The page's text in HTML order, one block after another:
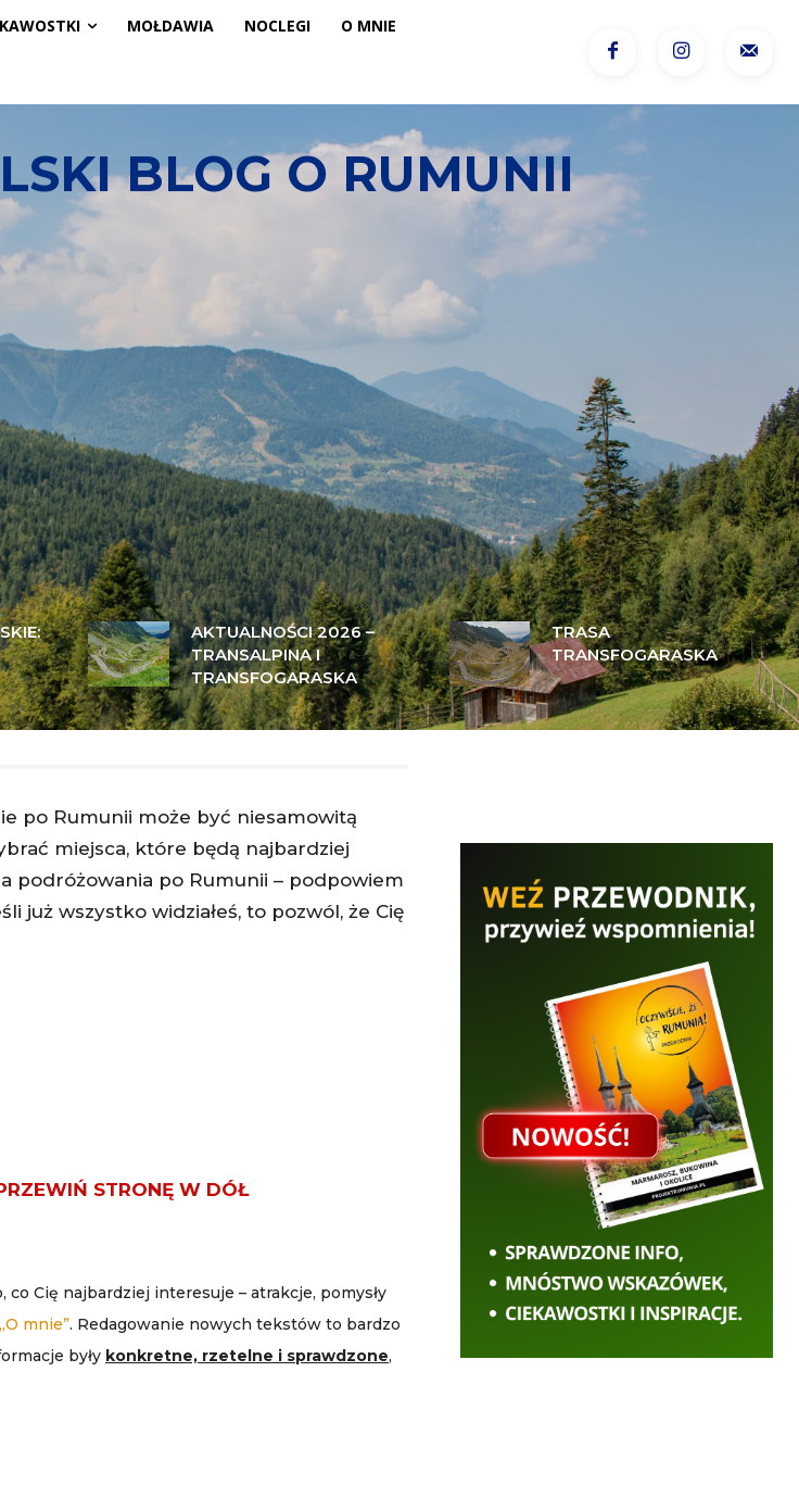
MOŁDAWIA NOCLEGI O MNIE
JĘZYK O MNIE
BLOG O RUMUNII
AKTUALNOŚCI 2026 –
TRANSALPINA I
TRANSFOGARASKA
TRASA
TRANSFOGARASKA
po Rumunii może być niesamowitą
miejsca, które będą najbardziej
podróżowania po Rumunii – podpowiem
już wszystko widziałeś, to pozwól, że Cię
STRONĘ W DÓŁ
co Cię najbardziej interesuje – atrakcje, pomysły
„O mnie”. Redagowanie nowych tekstów to bardzo
były konkretne, rzetelne i sprawdzone,